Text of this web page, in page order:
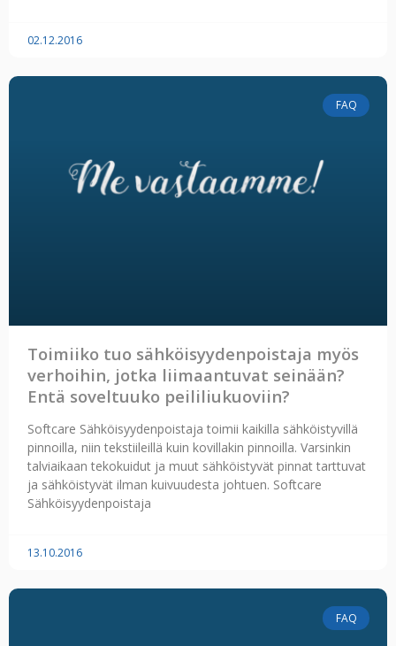
02.12.2016
FAQ
Toimiiko tuo sähköisyydenpoistaja myös
verhoihin, jotka liimaantuvat seinään?
Entä soveltuuko peililiukuoviin?
Softcare Sähköisyydenpoistaja toimii kaikilla sähköistyvillä
pinnoilla, niin tekstiileillä kuin kovillakin pinnoilla. Varsinkin
talviaikaan tekokuidut ja muut sähköistyvät pinnat tarttuvat
ja sähköistyvät ilman kuivuudesta johtuen. Softcare
Sähköisyydenpoistaja
13.10.2016
FAQ